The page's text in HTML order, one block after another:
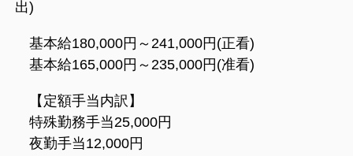
出)
基本給180,000円～241,000円(正看)
基本給165,000円～235,000円(准看)
【定額手当内訳】
特殊勤務手当25,000円
夜勤手当12,000円